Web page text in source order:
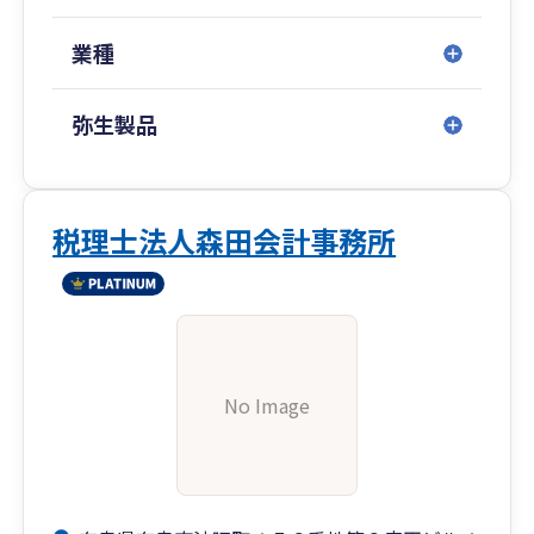
業種
弥生製品
税理士法人森田会計事務所
No Image